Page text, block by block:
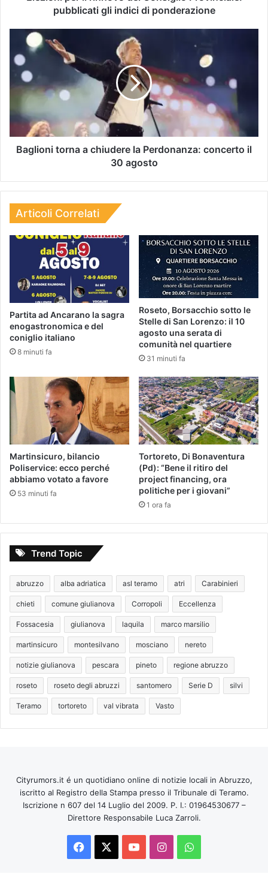
pubblicati gli indici di ponderazione
Baglioni torna a chiudere la Perdonanza: concerto il
30 agosto
Articoli Correlati
Partita ad Ancarano la sagra
enogastronomica e del
coniglio italiano
8 minuti fa
Roseto, Borsacchio sotto le
Stelle di San Lorenzo: il 10
agosto una serata di
comunità nel quartiere
31 minuti fa
Martinsicuro, bilancio
Poliservice: ecco perché
abbiamo votato a favore
53 minuti fa
Tortoreto, Di Bonaventura
(Pd): “Bene il ritiro del
project financing, ora
politiche per i giovani”
1 ora fa
Trend Topic
abruzzo alba adriatica asl teramo atri Carabinieri
chieti comune giulianova Corropoli Eccellenza
Fossacesia giulianova laquila marco marsilio
martinsicuro montesilvano mosciano nereto
notizie giulianova pescara pineto regione abruzzo
roseto roseto degli abruzzi santomero Serie D silvi
Teramo tortoreto val vibrata Vasto
Cityrumors.it é un quotidiano online di notizie locali in Abruzzo,
iscritto al Registro della Stampa presso il Tribunale di Teramo.
Iscrizione n 607 del 14 Luglio del 2009. P. I.: 01964530677 –
Direttore Responsabile Luca Zarroli.
Facebook
You InstagramWhatsApp